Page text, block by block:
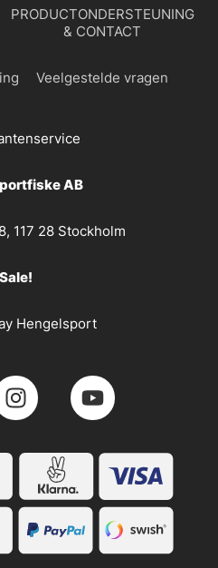
PRODUCTONDERSTEUNING
& CONTACT
Veelgestelde vragen
AB
117 28 Stockholm
Sale!
Hengelsport